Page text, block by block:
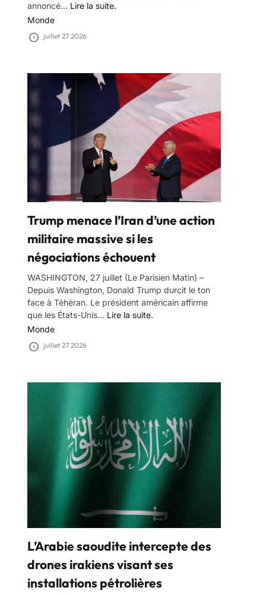
annoncé... Lire la suite.
Monde
juillet 27 2026
Trump menace l’Iran d’une action
militaire massive si les
négociations échouent
WASHINGTON, 27 juillet (Le Parisien Matin) –
Depuis Washington, Donald Trump durcit le ton
face à Téhéran. Le président américain affirme
que les États-Unis... Lire la suite.
Monde
juillet 27 2026
L’Arabie saoudite intercepte des
drones irakiens visant ses
installations pétrolières